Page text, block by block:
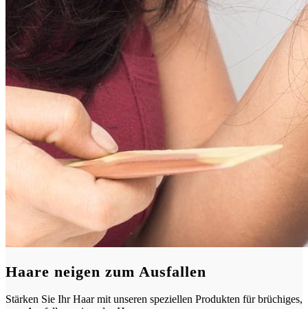
Haare neigen zum Ausfallen
Stärken Sie Ihr Haar mit unseren speziellen Produkten für brüchiges,